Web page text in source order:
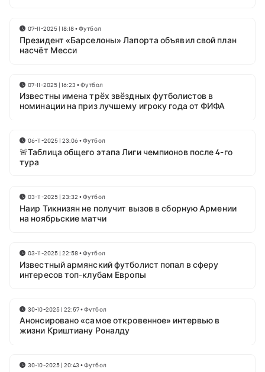
07-11-2025 | 18:18•Футбол
Президент «Барселоны» Лапорта объявил свой план
насчёт Месси
07-11-2025 | 16:23 •Футбол
Известны имена трёх звёздных футболистов в
номинации на приз лучшему игроку года от ФИФА
06-11-2025 | 23:06•Футбол
🚨Таблица общего этапа Лиги чемпионов после 4-го
тура
03-11-2025 | 23:32 •Футбол
Наир Тикнизян не получит вызов в сборную Армении
на ноябрьские матчи
03-11-2025 | 22:58•Футбол
Известный армянский футболист попал в сферу
интересов топ-клубам Европы
30-10-2025 | 22:57•Футбол
Анонсировано «самое откровенное» интервью в
жизни Криштиану Роналду
30-10-2025 | 20:43 •Футбол